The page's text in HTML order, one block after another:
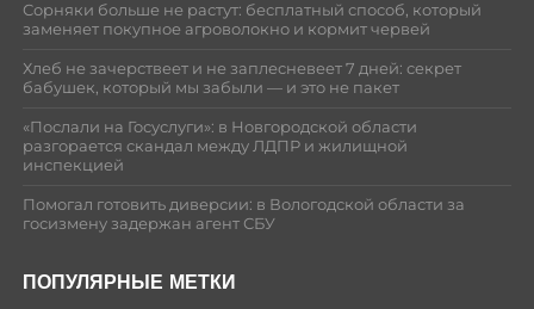
Сорняки больше не растут: бесплатный способ, который
заменяет покупное агроволокно и кормит червей
Хлеб не зачерствеет и не заплесневеет 7 дней: секрет
бабушек, который мы забыли — и это не пакет
«Послали на Госуслуги»: в Новгородской области
разгорается скандал между ЛДПР и жилищной
инспекцией
Помогал готовить диверсии: в Вологодской области за
госизмену задержан агент СБУ
ПОПУЛЯРНЫЕ МЕТКИ